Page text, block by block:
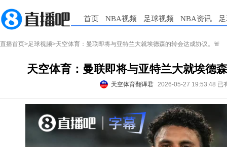
首页 NBA视频 足球视频 NBA资讯
直播首页>足球视频>天空体育：曼联即将与亚特兰大就埃德森的转会达成协议。🚨
天空体育：曼联即将与亚特兰大就埃德
天空体育翻译君 2026-05-27 19:53:48 已